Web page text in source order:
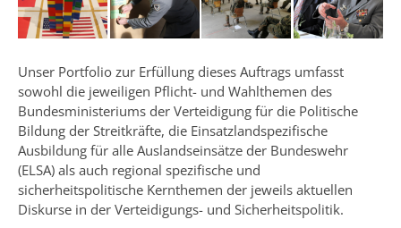
Unser Portfolio zur Erfüllung dieses Auftrags umfasst
sowohl die jeweiligen Pflicht- und Wahlthemen des
Bundesministeriums der Verteidigung für die Politische
Bildung der Streitkräfte, die Einsatzlandspezifische
Ausbildung für alle Auslandseinsätze der Bundeswehr
(ELSA) als auch regional spezifische und
sicherheitspolitische Kernthemen der jeweils aktuellen
Diskurse in der Verteidigungs- und Sicherheitspolitik.